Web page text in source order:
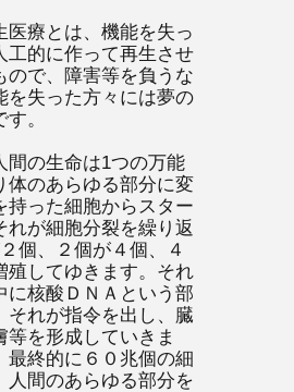
医療とは、機能を失っ
工的に作って再生させ
ので、障害等を負うな
を失った方々には夢の
。
間の生命は1つの万能
体のあらゆる部分に変
持った細胞からスター
れが細胞分裂を繰り返
個、２個が４個、４
殖してゆきます。それ
に核酸ＤＮＡという部
それが指令を出し、臓
等を形成していきま
最終的に６０兆個の細
人間のあらゆる部分を